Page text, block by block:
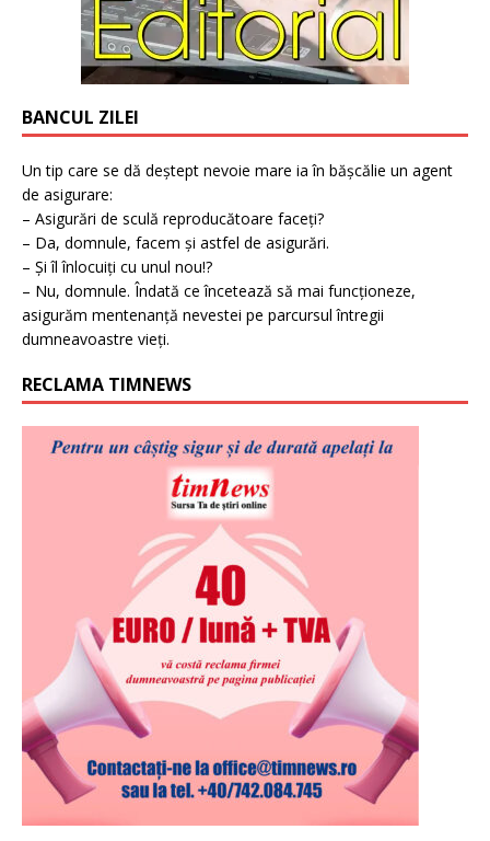
BANCUL ZILEI
Un tip care se dă deștept nevoie mare ia în bășcălie un agent
de asigurare:
– Asigurări de sculă reproducătoare faceți?
– Da, domnule, facem și astfel de asigurări.
– Și îl înlocuiți cu unul nou!?
– Nu, domnule. Îndată ce încetează să mai funcționeze,
asigurăm mentenanță nevestei pe parcursul întregii
dumneavoastre vieți.
RECLAMA TIMNEWS